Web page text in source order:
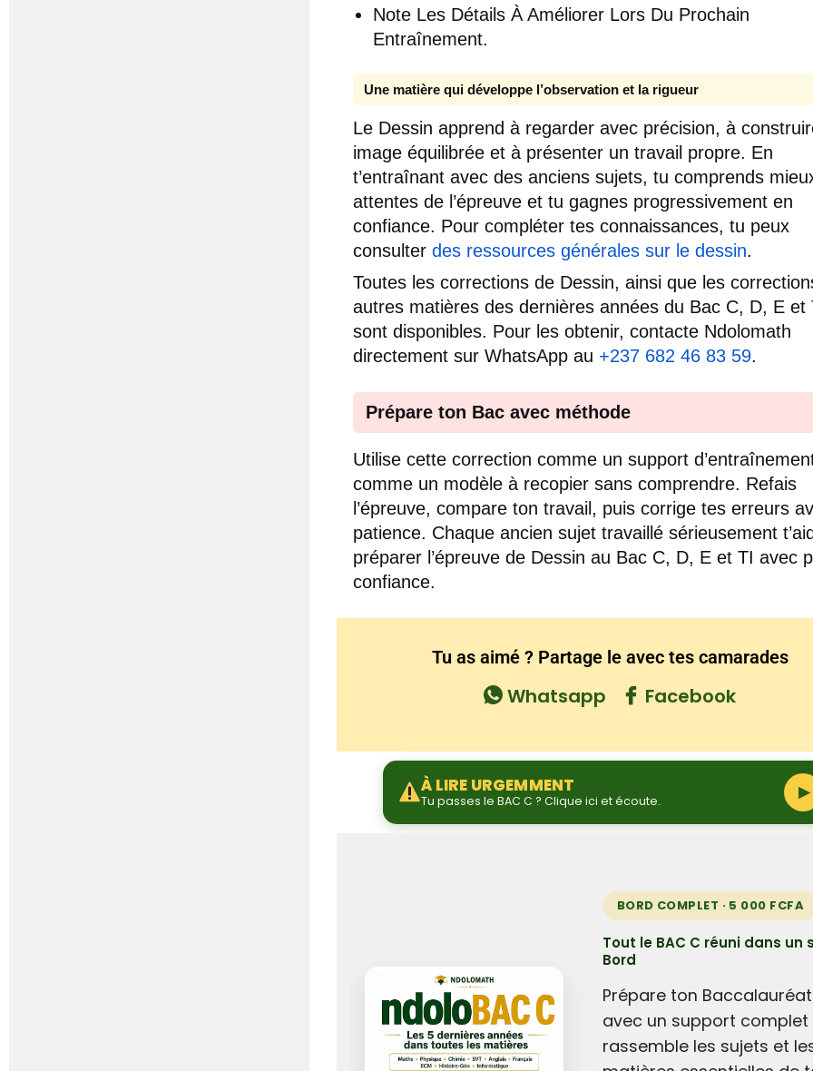
Note Les Détails À Améliorer Lors Du Prochain
Entraînement.
Une matière qui développe l’observation et la rigueur
Le Dessin apprend à regarder avec précision, à
image équilibrée et à présenter un travail propre. En
t’entraînant avec des anciens sujets, tu comprends
attentes de l’épreuve et tu gagnes progressivement en
confiance. Pour compléter tes connaissances, tu peux
consulter des ressources générales sur le dessin.
Toutes les corrections de Dessin, ainsi que les
autres matières des dernières années du Bac C, D, E et
sont disponibles. Pour les obtenir, contacte Ndolomath
directement sur WhatsApp au +237 682 46 83 59.
Prépare ton Bac avec méthode
Utilise cette correction comme un support
comme un modèle à recopier sans comprendre. Refais
l’épreuve, compare ton travail, puis corrige tes erreurs
patience. Chaque ancien sujet travaillé sérieusement
préparer l’épreuve de Dessin au Bac C, D, E et TI avec
confiance.
Tu as aimé ? Partage le avec tes camarades
Whatsapp Facebook
À LIRE URGEMMENT
Tu passes le BAC C ? Clique ici et écoute. ▶
BORD COMPLET · 5 000 FCFA
Tout le BAC C réuni dans un
Bord
Prépare ton
avec un support complet
rassemble les sujets et